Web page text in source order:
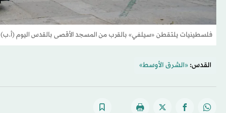
فلسطينيات يلتقطن «سيلفي» بالقرب من المسجد الأقصى بالقدس اليوم (أ.ب)
القدس: «الشرق الأوسط»